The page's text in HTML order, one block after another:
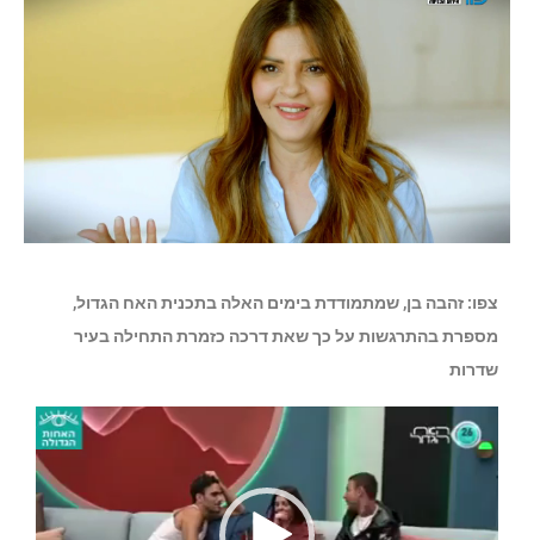
צפו: זהבה בן, שמתמודדת בימים האלה בתכנית האח הגדול,
מספרת בהתרגשות על כך שאת דרכה כזמרת התחילה בעיר
שדרות
וידאו